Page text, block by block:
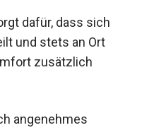
dafür, dass sich
und stets an Ort
zusätzlich
angenehmes